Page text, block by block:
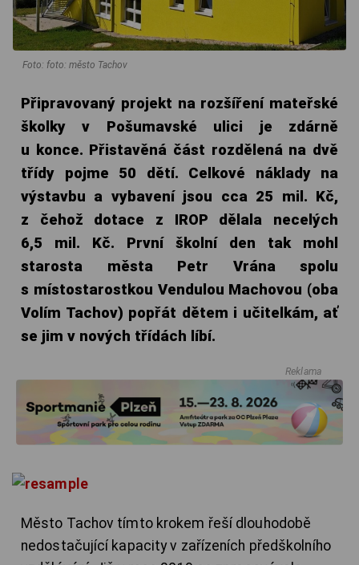
Foto: foto: město Tachov
Připravovaný projekt na rozšíření mateřské
školky v Pošumavské ulici je zdárně
u konce. Přistavěná část rozdělená na dvě
třídy pojme 50 dětí. Celkové náklady na
výstavbu a vybavení jsou cca 25 mil. Kč,
z čehož dotace z IROP dělala necelých
6,5 mil. Kč. První školní den tak mohl
starosta města Petr Vrána spolu
s místostarostkou Vendulou Machovou (oba
Volím Tachov) popřát dětem i učitelkám, ať
se jim v nových třídách líbí.
Reklama
Město Tachov tímto krokem řeší dlouhodobě
nedostačující kapacity v zařízeních předškolního